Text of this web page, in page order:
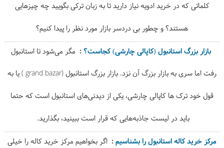
کلماتی که در خرید ادویه نیاز دارید تا به زبان ترکی بگویید چه چیزهایی
هستند؟ و چطور بی دردسر بازار مورد نظر را پیدا کنیم؟
بازار بزرگ استانبول (کاپالی چارشی) کجاست؟
مگر می‌شود تا استانبول
رفت اما سری به بازار بزرگ آن نزد. بازار بزرگ استانبول (grand bazar
) یا به
قول خود ترک ها کاپالی چارشی، یکی از دیدنی‌های استانبول است که حتما
باید در لیست‌ جاذبه‌هایی که قرار است ببینید، بگذارید.
مرکز خرید کاله استانبول را بشناسیم
اگر بخواهیم مرکز خرید کاله را خیلی